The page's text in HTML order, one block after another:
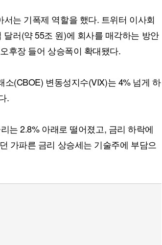
는 기폭제 역할을 했다. 트위터 이사회
러(약 55조 원)에 회사를 매각하는 방안
후장 들어 상승폭이 확대됐다.
(CBOE) 변동성지수(VIX)는 4% 넘게 하
.
는 2.8% 아래로 떨어졌고, 금리 하락에
가파른 금리 상승세는 기술주에 부담으
이더리움 클래식